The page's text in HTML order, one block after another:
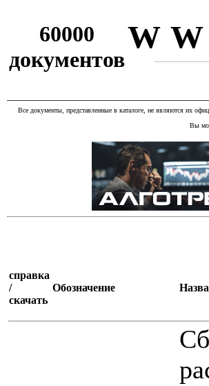
60000
документов
Все документы, представленные в каталоге, не являются их
Вы
справка
/
скачать
Обозначение